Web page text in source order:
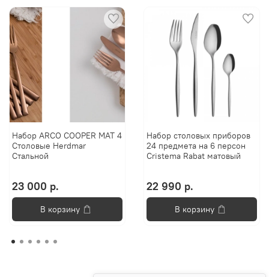
Набор ARCO COOPER MAT 4
Столовые Herdmar
Стальной
23 000 р.
В корзину
Набор столовых приборов
24 предмета на 6 персон
Cristema Rabat матовый
22 990 р.
В корзину